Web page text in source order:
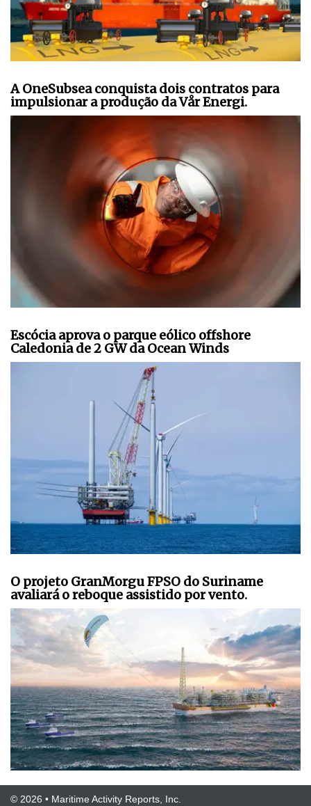
A OneSubsea conquista dois contratos para
impulsionar a produção da Vår Energi.
Escócia aprova o parque eólico offshore
Caledonia de 2 GW da Ocean Winds
O projeto GranMorgu FPSO do Suriname
avaliará o reboque assistido por vento.
© 2026 • Maritime Activity Reports, Inc.